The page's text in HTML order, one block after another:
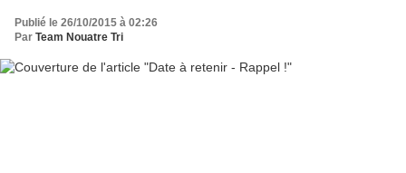
Publié le 26/10/2015 à 02:26
Par Team Nouatre Tri